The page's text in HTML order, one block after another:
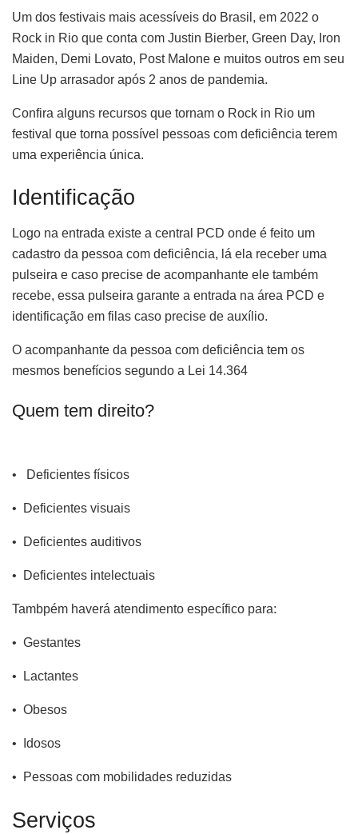
Um dos festivais mais acessíveis do Brasil, em 2022 o
Rock in Rio que conta com Justin Bierber, Green Day, Iron
Maiden, Demi Lovato, Post Malone e muitos outros em seu
Line Up arrasador após 2 anos de pandemia.
Confira alguns recursos que tornam o Rock in Rio um
festival que torna possível pessoas com deficiência terem
uma experiência única.
Identificação
Logo na entrada existe a central PCD onde é feito um
cadastro da pessoa com deficiência, lá ela receber uma
pulseira e caso precise de acompanhante ele também
recebe, essa pulseira garante a entrada na área PCD e
identificação em filas caso precise de auxílio.
O acompanhante da pessoa com deficiência tem os
mesmos benefícios segundo a Lei 14.364
Quem tem direito?
• Deficientes físicos
• Deficientes visuais
• Deficientes auditivos
• Deficientes intelectuais
Tambpém haverá atendimento específico para:
• Gestantes
• Lactantes
• Obesos
• Idosos
• Pessoas com mobilidades reduzidas
Serviços